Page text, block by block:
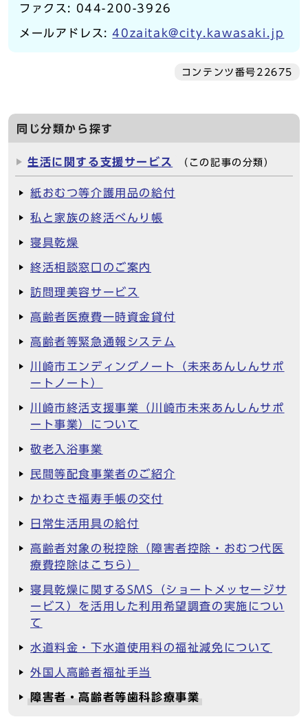
ファクス: 044-200-3926
メールアドレス:40zaitak@city.kawasaki.jp
コンテンツ番号22675
同じ分類から探す
生活に関する支援サービス （この記事の分類）
紙おむつ等介護用品の給付
私と家族の終活べんり帳
寝具乾燥
終活相談窓口のご案内
訪問理美容サービス
高齢者医療費一時資金貸付
高齢者等緊急通報システム
川崎市エンディングノート（未来あんしんサポ
ートノート）
川崎市終活支援事業（川崎市未来あんしんサポ
ート事業）について
敬老入浴事業
民間等配食事業者のご紹介
かわさき福寿手帳の交付
日常生活用具の給付
高齢者対象の税控除（障害者控除・おむつ代医
療費控除はこちら）
寝具乾燥に関するSMS（ショートメッセージサ
ービス）を活用した利用希望調査の実施につい
て
水道料金・下水道使用料の福祉減免について
外国人高齢者福祉手当
障害者・高齢者等歯科診療事業